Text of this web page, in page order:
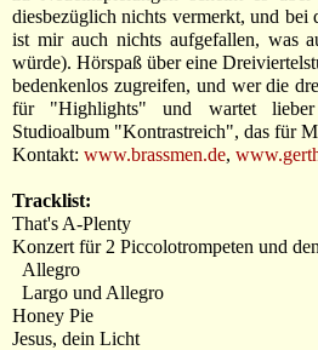
diesbezüglich nichts vermerkt, und
ist mir auch nichts aufgefallen, was
würde). Hörspaß über eine
bedenkenlos zugreifen, und wer die
für "Highlights" und wartet
Studioalbum "Kontrastreich", das für
Kontakt: www.brassmen.de,
Tracklist:
That's A-Plenty
Konzert für 2 Piccolotrompeten und
Allegro
Largo und Allegro
Honey Pie
Jesus, dein Licht